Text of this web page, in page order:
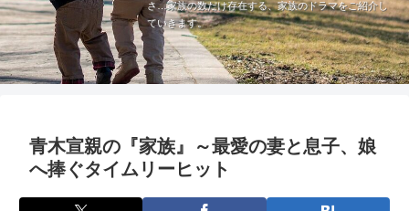
さ…家族の数だけ存在する、家族のドラマをご紹介し
ていきます。
青木宣親の『家族』～最愛の妻と息子、娘
へ捧ぐタイムリーヒット